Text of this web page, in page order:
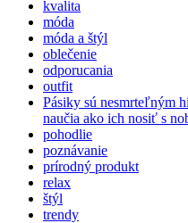
kvalita
móda
móda a štýl
oblečenie
odporucania
outfit
Pásiky sú nesmrteľným
naučia ako ich nosiť s
pohodlie
poznávanie
prírodný produkt
relax
štýl
trendy